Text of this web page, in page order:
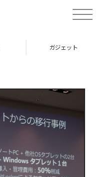
toggle
ガジェット